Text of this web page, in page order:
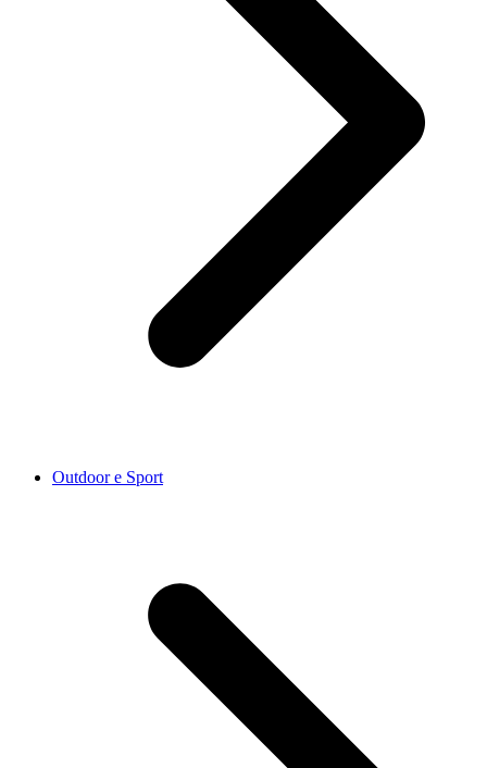
Outdoor e Sport